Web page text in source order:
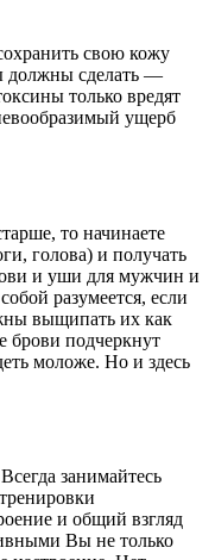
свою кожу
должны сделать —
только вредят
ущерб
то начинаете
голова) и получать
и уши для мужчин и
разумеется, если
выщипать их как
брови подчеркнут
моложе. Но и здесь
занимайтесь
и общий взгляд
Вы не только